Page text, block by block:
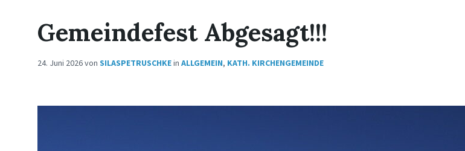
Gemeindefest Abgesagt!!!
24. Juni 2026von SILASPETRUSCHKEin ALLGEMEIN, KATH. KIRCHENGEMEINDE